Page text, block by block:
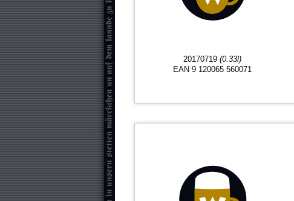
20170719 (0.33l)
EAN 9 120065 560071